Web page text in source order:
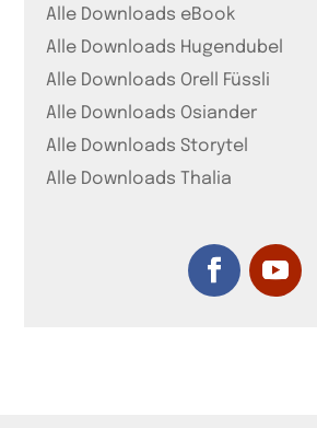
Alle Downloads eBook
Alle Downloads Hugendubel
Alle Downloads Orell Füssli
Alle Downloads Osiander
Alle Downloads Storytel
Alle Downloads Thalia